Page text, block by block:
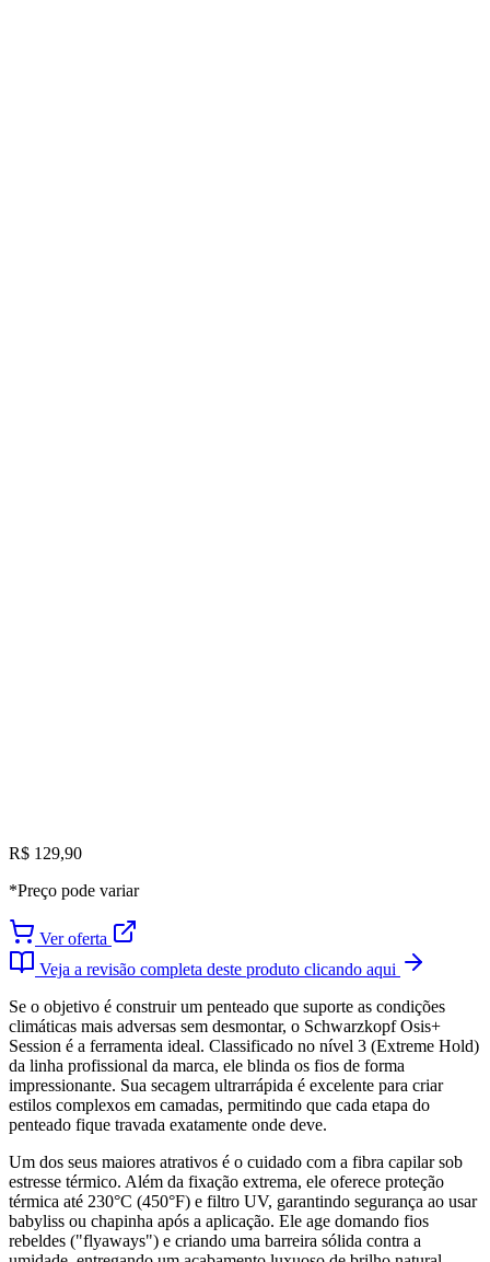
R$ 129,90
*Preço pode variar
Ver oferta
Veja a revisão completa deste produto clicando aqui
Se o objetivo é construir um penteado que suporte as condições
climáticas mais adversas sem desmontar, o Schwarzkopf Osis+
Session é a ferramenta ideal. Classificado no nível 3 (Extreme Hold)
da linha profissional da marca, ele blinda os fios de forma
impressionante. Sua secagem ultrarrápida é excelente para criar
estilos complexos em camadas, permitindo que cada etapa do
penteado fique travada exatamente onde deve.
Um dos seus maiores atrativos é o cuidado com a fibra capilar sob
estresse térmico. Além da fixação extrema, ele oferece proteção
térmica até 230°C (450°F) e filtro UV, garantindo segurança ao usar
babyliss ou chapinha após a aplicação. Ele age domando fios
rebeldes ("flyaways") e criando uma barreira sólida contra a